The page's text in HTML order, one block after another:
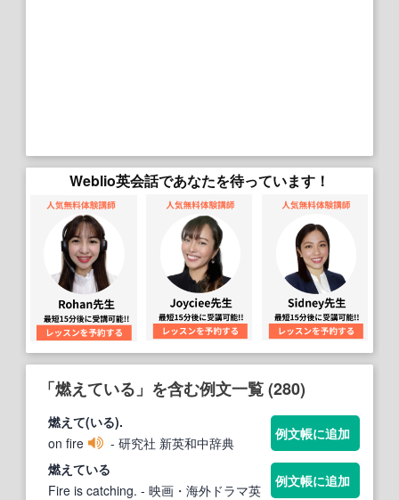
Weblio英会話であなたを待っています！
「燃えている」を含む例文一覧 (280)
燃え て(いる).
on fire
- 研究社 新英和中辞典
例文帳に追加
燃えている
Fire is catching. - 映画・海外ドラマ英
例文帳に追加